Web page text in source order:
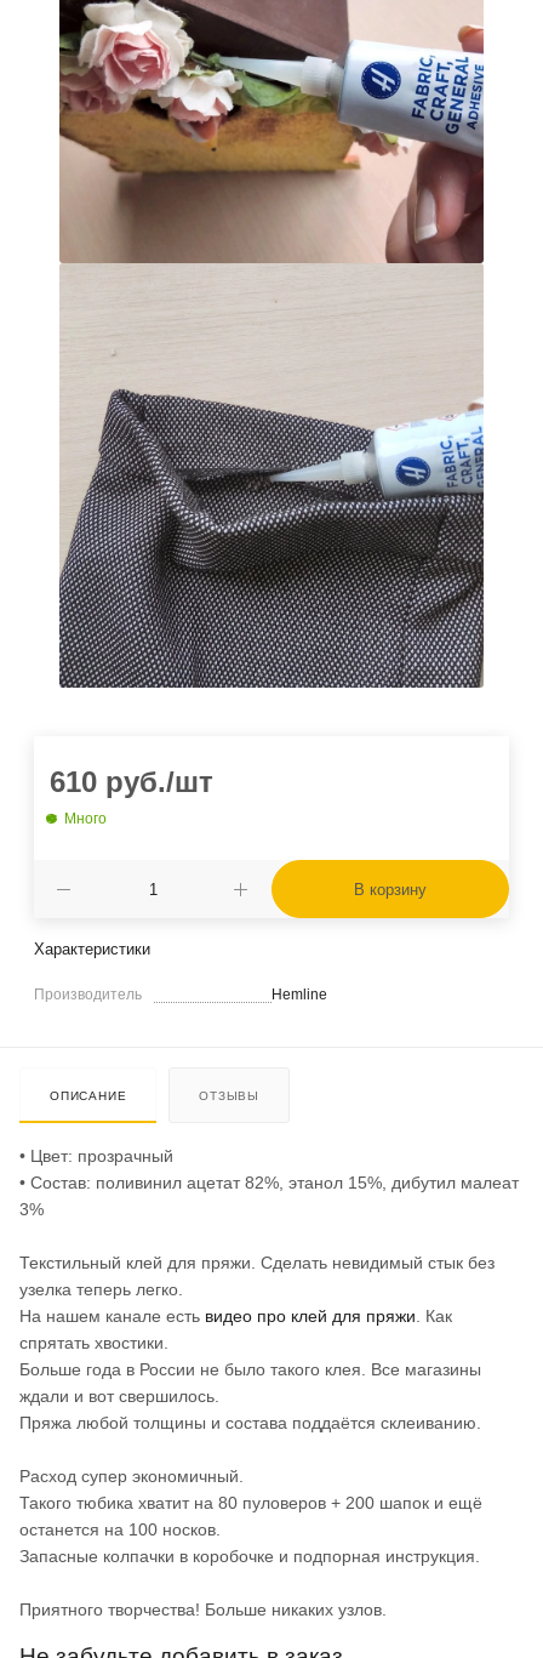
610 руб./шт
Много
В корзину
Характеристики
Производитель Hemline
ОПИСАНИЕ ОТЗЫВЫ
• Цвет: прозрачный
• Состав: поливинил ацетат 82%, этанол 15%, дибутил малеат
3%
Текстильный клей для пряжи. Сделать невидимый стык без
узелка теперь легко.
На нашем канале есть видео про клей для пряжи . Как
спрятать хвостики.
Больше года в России не было такого клея. Все магазины
ждали и вот свершилось.
Пряжа любой толщины и состава поддаётся склеиванию.
Расход супер экономичный.
Такого тюбика хватит на 80 пуловеров + 200 шапок и ещё
останется на 100 носков.
Запасные колпачки в коробочке и подпорная инструкция.
Приятного творчества! Больше никаких узлов.